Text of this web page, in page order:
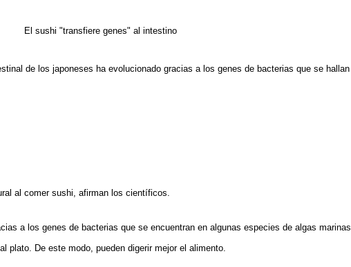
El sushi "transfiere genes" al intestino
de los japoneses ha evolucionado gracias a los genes de bacterias que se hallan
al comer sushi, afirman los científicos.
a los genes de bacterias que se encuentran en algunas especies de algas marinas
plato. De este modo, pueden digerir mejor el alimento.